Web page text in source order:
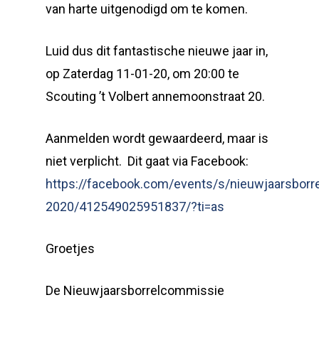
van harte uitgenodigd om te komen.
Luid dus dit fantastische nieuwe jaar in,
op Zaterdag 11-01-20, om 20:00 te
Scouting ’t Volbert annemoonstraat 20.
Aanmelden wordt gewaardeerd, maar is
niet verplicht. Dit gaat via Facebook:
https://facebook.com/events/s/
2020/412549025951837/?ti=as
Groetjes
De Nieuwjaarsborrelcommissie